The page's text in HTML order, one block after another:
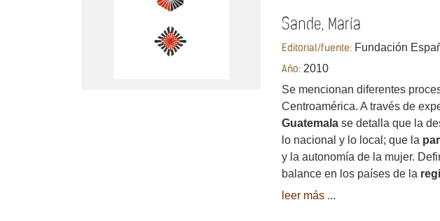
Sande, María
Editorial/fuente: Fundación
Año: 2010
Se mencionan diferentes
Centroamérica. A través de
Guatemala se detalla que la
lo nacional y lo local; que la
y la autonomía de la mujer.
balance en los países de la
leer más ...